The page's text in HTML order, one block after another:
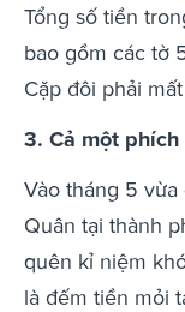
Tổng số tiền
bao gồm các tờ
Cặp đôi phải
3. Cả một
Vào tháng 5
Quân tại thành
quên kỉ niệm
là đếm tiền mỏi